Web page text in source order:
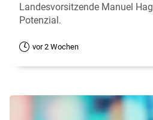
Landesvorsitzende Manuel
Potenzial.
vor 2 Wochen